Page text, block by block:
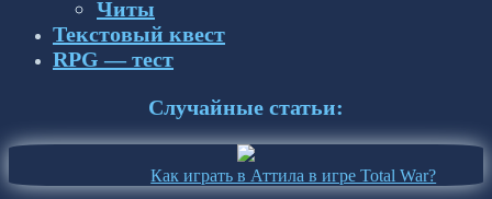
Читы
Текстовый квест
RPG — тест
Случайные статьи:
Как играть в Аттила в игре Total War?